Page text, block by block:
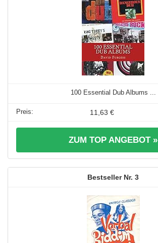
100 Essential Dub Albums ...
11,63 €
ZUM TOP ANGEBOT »
3